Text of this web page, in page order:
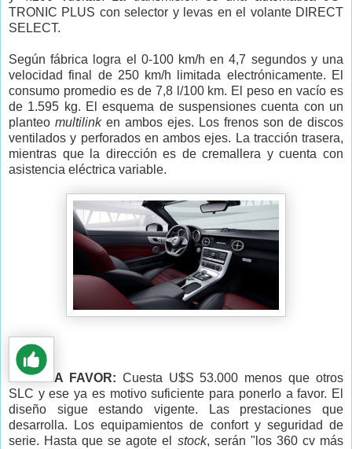
TRONIC PLUS con selector y levas en el volante DIRECT
SELECT.
Según fábrica logra el 0-100 km/h en 4,7 segundos y una
velocidad final de 250 km/h limitada electrónicamente. El
consumo promedio es de 7,8 l/100 km. El peso en vacío es
de 1.595 kg. El esquema de suspensiones cuenta con un
planteo multilink en ambos ejes. Los frenos son de discos
ventilados y perforados en ambos ejes. La tracción trasera,
mientras que la dirección es de cremallera y cuenta con
asistencia eléctrica variable.
A FAVOR: Cuesta U$S 53.000 menos que otros
SLC y ese ya es motivo suficiente para ponerlo a favor. El
diseño sigue estando vigente. Las prestaciones que
desarrolla. Los equipamientos de confort y seguridad de
serie. Hasta que se agote el stock, serán "los 360 cv más